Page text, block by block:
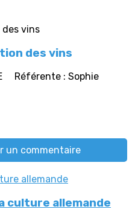
des vins
Référente : Sophie
un commentaire
culture allemande